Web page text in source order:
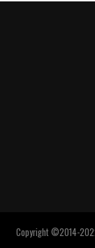
Copyright ©2014-